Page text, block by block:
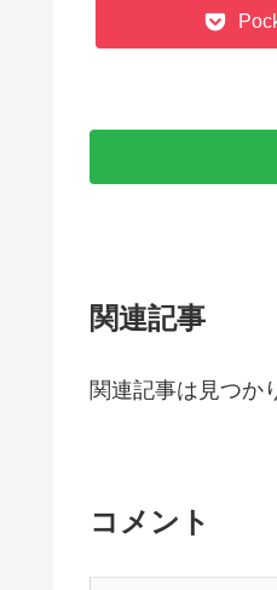
関連記事
関連記事は見つか
コメント